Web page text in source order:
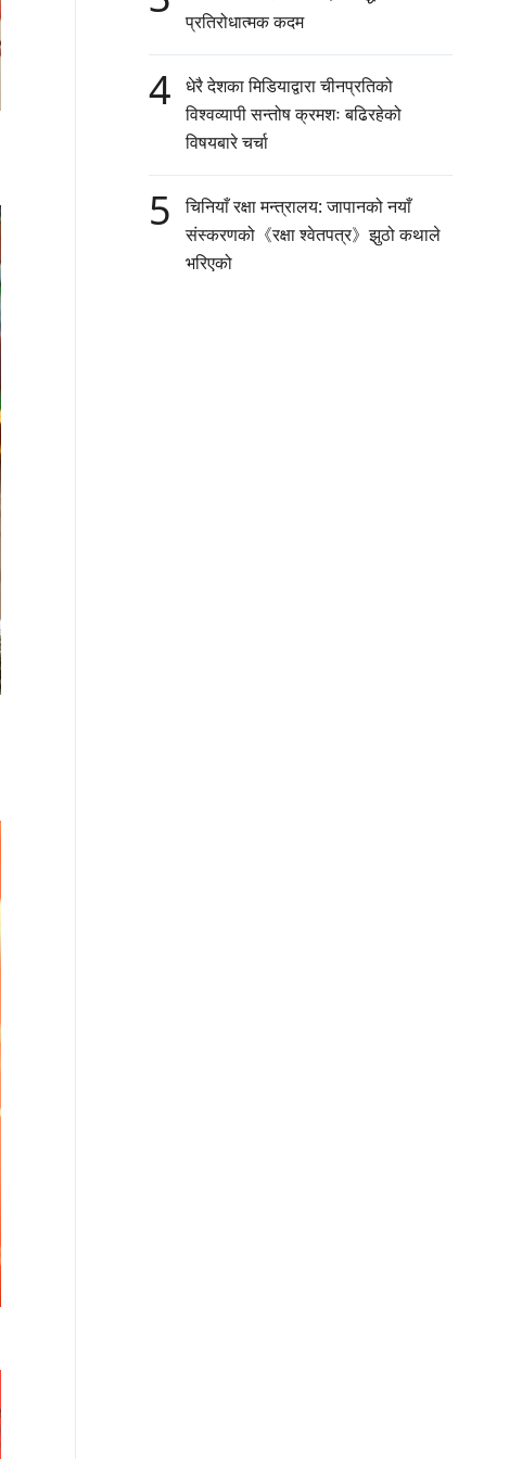
प्रतिरोधात्मक कदम
4
धेरै देशका मिडियाद्वारा चीनप्रतिको
विश्वव्यापी सन्तोष क्रमशः बढिरहेको
विषयबारे चर्चा
5
चिनियाँ रक्षा मन्त्रालय: जापानको नयाँ
संस्करणको《रक्षा श्वेतपत्र》झुठो कथाले
भरिएको